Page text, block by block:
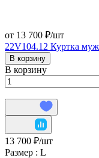
от 13 700 ₽/шт
22V104.12 Куртка
В корзину
В корзину
13 700 ₽/шт
Размер : L